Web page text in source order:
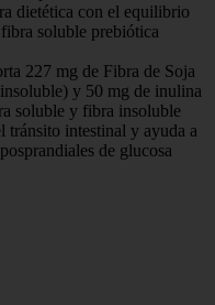
dietética con el equilibrio
soluble prebiótica
227 mg de Fibra de Soja
y 50 mg de inulina
soluble y fibra insoluble
tránsito intestinal y ayuda a
de glucosa